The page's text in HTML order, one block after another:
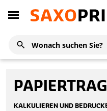
KALKULIEREN UND